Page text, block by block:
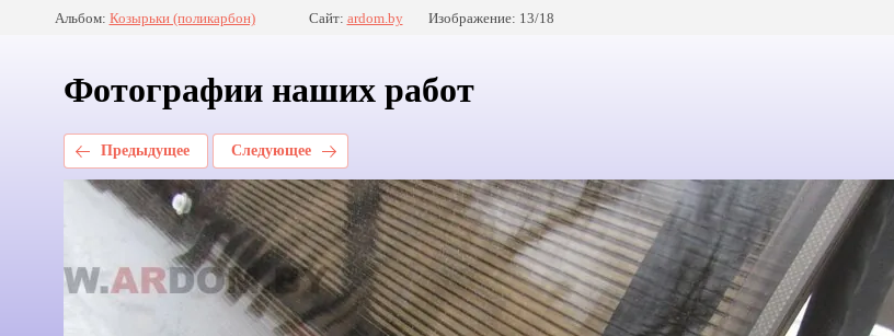
Альбом: Козырьки (поликарбон) Сайт: ardom.by Изображение: 13/18
Фотографии наших работ
Предыдущее Следующее